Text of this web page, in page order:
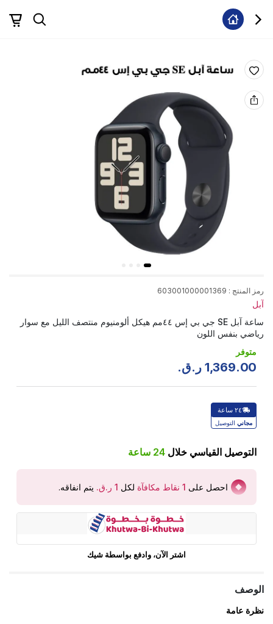
رمز المنتج :
603001000001369
آبل
ساعة آبل SE جي بي إس ٤٤مم هيكل ألومنيوم منتصف الليل مع سوار
رياضي بنفس اللون
متوفر
1,369.00 ر.ق.
٢٤ ساعة
مجاني التوصيل
التوصيل القياسي خلال 24 ساعة
احصل على 1 نقاط مكافآة لكل يتم انفاقه.
اشتر الآن، وادفع بواسطة شيك
الوصف
نظرة عامة